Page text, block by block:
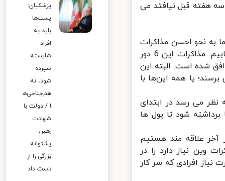
هفته قبل نیافتد می
نحو احسن مذاکرات
را دنبال کنیم تا هم تحریم‌ها برداشته شود و هم به حقوق ملت دست بیابیم. مذاکرات این 6 دور
شده است. البته این
یا همه این‌ها با
می رسد در ابتدای
شود تا پول ها
علاقه مند هستیم
وین نیاز دارد را در
افرادی که سر کار
پزشکیان:
پست‌ها
باید به
افراد
شایسته
سپرده
شود، نه
هم‌جناحی‌ه
ا / دولت با
شهادت
رهبر،
پشتوانه
بزرگی را از
دست داد